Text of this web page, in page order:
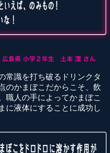
常識を打ち破るドリンクタ
のかまぼこだからこそ、飲
職人の手によってかまぼこ
に液体にすることに成功し